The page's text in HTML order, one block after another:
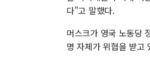
다"고 말했다.
머스크가 영국 노동당
명 자체가 위협을 받고